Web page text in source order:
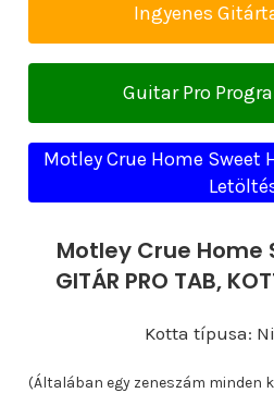
Ingyenes
Guitar Pro
Motley Crue Home Sweet
Motley Crue Home
GITÁR PRO TAB,
Kotta típusa:
(Általában egy zeneszám minden